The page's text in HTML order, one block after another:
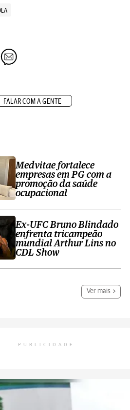
FALAR COM A GENTE
Medvitae fortalece
empresas em PG com a
promoção da saúde
ocupacional
Ex-UFC Bruno Blindado
enfrenta tricampeão
mundial Arthur Lins no
CDL Show
Ver mais
PUBLICIDADE